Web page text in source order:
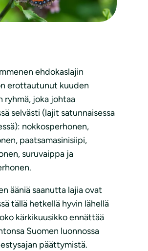
ehdokaslajin
erottautunut kuuden
ryhmä, joka johtaa
selvästi (lajit satunnaisessa
nokkosperhonen,
paatsamasinisiipi,
suruvaippa ja
ääniä saanutta lajia ovat
tällä hetkellä hyvin lähellä
kärkikuusikko ennättää
Suomen luonnossa
päättymistä.